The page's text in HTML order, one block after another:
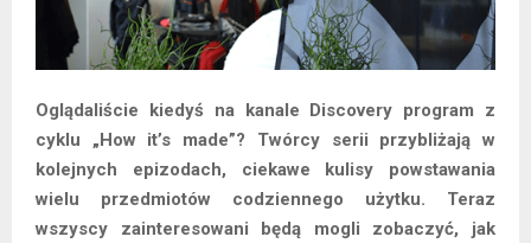
Oglądaliście kiedyś na kanale Discovery program z
cyklu „How it’s made”? Twórcy serii przybliżają w
kolejnych epizodach, ciekawe kulisy powstawania
wielu przedmiotów codziennego użytku. Teraz
wszyscy zainteresowani będą mogli zobaczyć, jak